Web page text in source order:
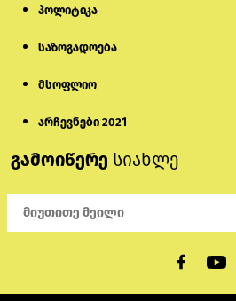
პოლიტიკა
საზოგადოება
მსოფლიო
არჩევნები 2021
გამოიწერე სიახლე